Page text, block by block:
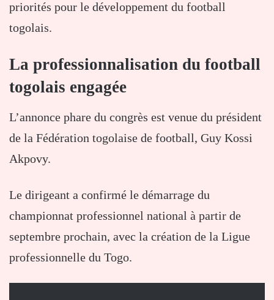
priorités pour le développement du football
togolais.
La professionnalisation du football
togolais engagée
L’annonce phare du congrès est venue du président
de la Fédération togolaise de football, Guy Kossi
Akpovy.
Le dirigeant a confirmé le démarrage du
championnat professionnel national à partir de
septembre prochain, avec la création de la Ligue
professionnelle du Togo.